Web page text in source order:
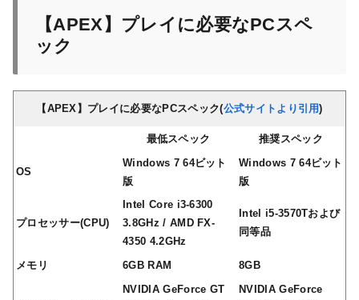
【APEX】プレイに必要なPCスペ
ック
【APEX】プレイに必要なPCスペック(公式サイトより引用)
最低スペック 推奨スペック
OS
Windows 7 64ビット
版
Windows 7 64ビット
版
プロセッサー(CPU)
Intel Core i3-6300
3.8GHz / AMD FX-
4350 4.2GHz
Intel i5-3570Tおよび
同等品
メモリ 6GB RAM 8GB
NVIDIA GeForce GT
NVIDIA GeForce